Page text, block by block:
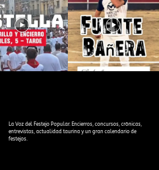
La Voz del Festejo Popular. Encierros, concursos, crónicas,
entrevistas, actualidad taurina y un gran calendario de
festejos.